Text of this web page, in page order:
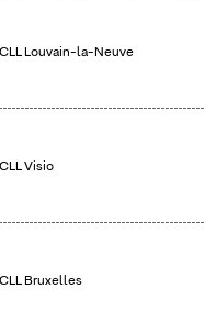
CLL Louvain-la-Neuve
CLL Visio
CLL Bruxelles